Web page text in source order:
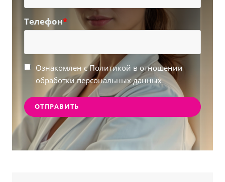
Телефон*
Ознакомлен с Политикой в отношении
обработки персональных данных